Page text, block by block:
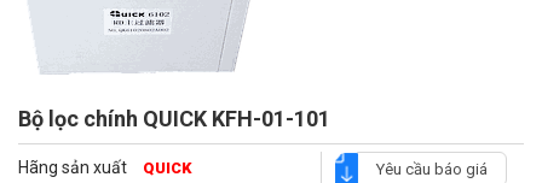
Bộ lọc chính QUICK KFH-01-101
Hãng sản xuất QUICK Yêu cầu báo giá